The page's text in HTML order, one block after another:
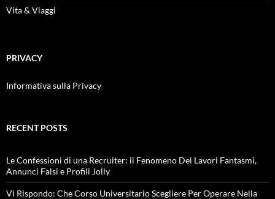
Vita & Viaggi
PRIVACY
Informativa sulla Privacy
RECENT POSTS
Le Confessioni di una Recruiter: il Fenomeno Dei Lavori Fantasmi,
Annunci Falsi e Profili Jolly
Vi Rispondo: Che Corso Universitario Scegliere Per Operare Nella